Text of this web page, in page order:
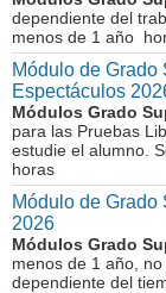
dependiente del
menos de 1 año
Módulo de
Espectáculos
Módulos Grado
para las Pruebas
estudie el alumno.
horas
Módulo de
2026
Módulos Grado
menos de 1 año,
dependiente del